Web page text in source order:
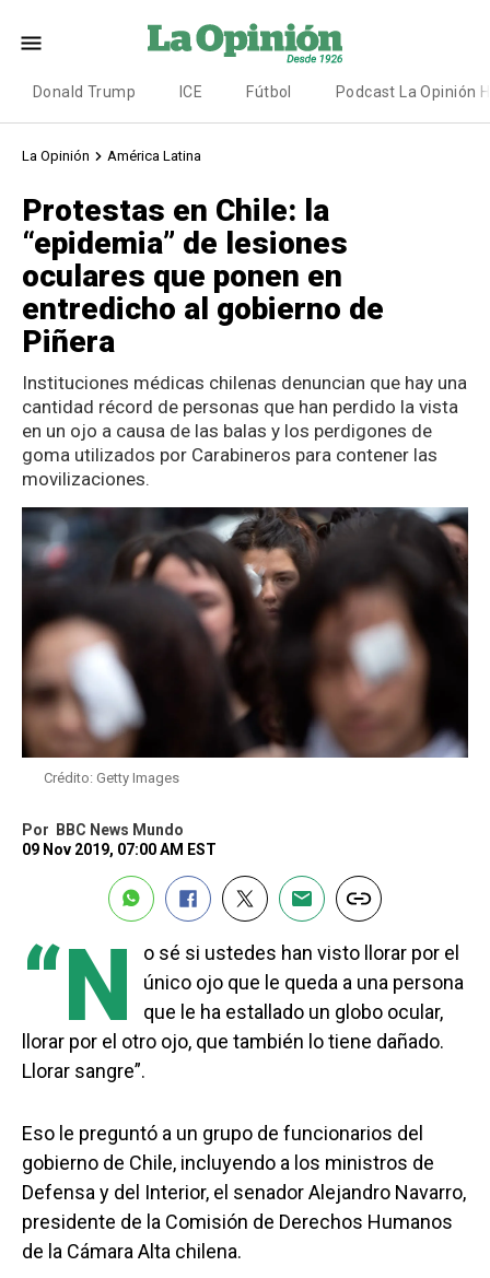
Donald Trump ICE Fútbol Podcast La Opinión
La Opinión América Latina
Protestas en Chile: la
“epidemia” de lesiones
oculares que ponen en
entredicho al gobierno de
Piñera
Instituciones médicas chilenas denuncian que hay una
cantidad récord de personas que han perdido la vista
en un ojo a causa de las balas y los perdigones de
goma utilizados por Carabineros para contener las
movilizaciones.
Crédito: Getty Images
Por
BBC News Mundo
09 Nov 2019, 07:00 AM EST
“N
o sé si ustedes han visto llorar por el
único ojo que le queda a una persona
que le ha estallado un globo ocular,
llorar por el otro ojo, que también lo tiene dañado.
Llorar sangre”.
Eso le preguntó a un grupo de funcionarios del
gobierno de Chile, incluyendo a los ministros de
Defensa y del Interior, el senador Alejandro Navarro,
presidente de la Comisión de Derechos Humanos
de la Cámara Alta chilena.